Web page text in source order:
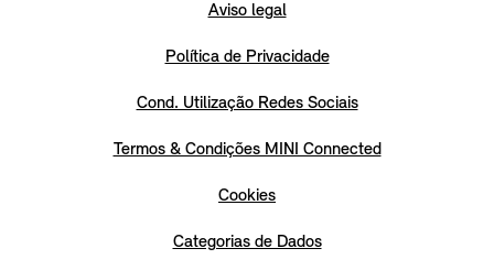
Aviso legal
Política de Privacidade
Cond. Utilização Redes Sociais
Termos & Condições MINI Connected
Cookies
Categorias de Dados